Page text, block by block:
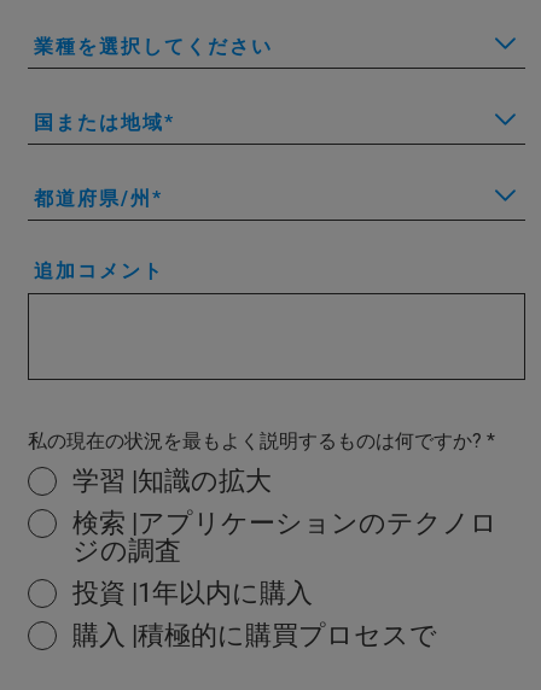
業種を選択してください
国または地域
都道府県/州
追加コメント
私の現在の状況を最もよく説明するものは何ですか?
学習 |知識の拡大
検索 |アプリケーションのテクノロ
ジの調査
投資 |1年以内に購入
購入 |積極的に購買プロセスで